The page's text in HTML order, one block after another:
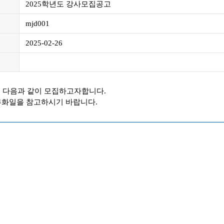
2025학년도 강사모집공고
mjd001
2025-02-26
음과 같이 모집하고자합니다.
일을 참고하시기 바랍니다.